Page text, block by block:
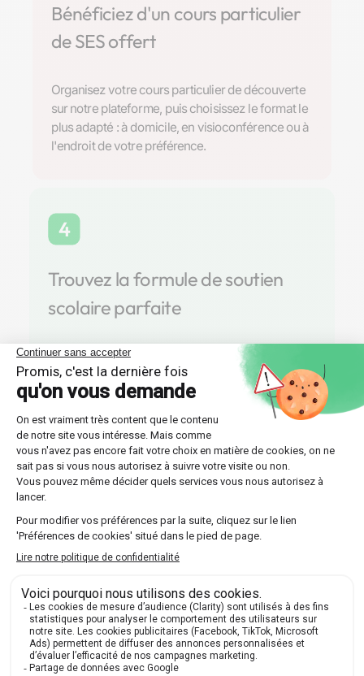
Bénéficiez d'un cours particulier
de SES offert
Organisez votre cours particulier de découverte
sur notre plateforme, puis choisissez le format le
plus adapté : à domicile, en visioconférence ou à
l'endroit de votre préférence.
4
Trouvez la formule de soutien
scolaire parfaite
Optez pour l'une des multiples formules offertes
par Les Sherpas, que ce soit un suivi continu sur
toute l'année ou un stage intensif plus court.
Découvrir nos professeurs
Réponses aux questions
posées par nos futurs élèves
🔍